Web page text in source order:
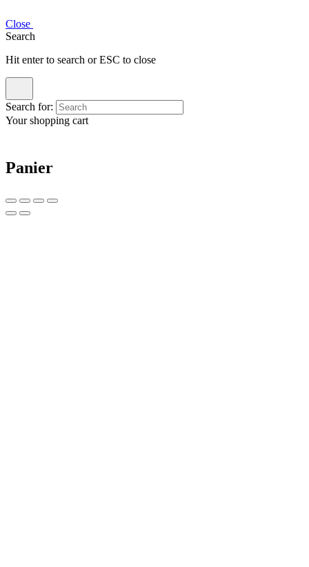
Close
Search
Hit enter to search or ESC to close
Search for:
Your shopping cart
Panier